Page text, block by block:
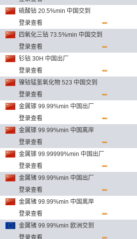
硫酸钴 20.5%min 中国交到
登录查看
四氧化三钴 73.5%min 中国交到
登录查看
钐钴 30H 中国出厂
登录查看
镍钴锰氢氧化物 523 中国交到
登录查看
金属镓 99.99%min 中国出厂
登录查看
金属镓 99.99%min 中国离岸
登录查看
金属镓 99.99999%min 中国出厂
登录查看
金属锗 99.99%min 中国出厂
登录查看
金属锗 99.99%min 中国离岸
登录查看
金属锗 99.99%min 欧洲交到
登录查看